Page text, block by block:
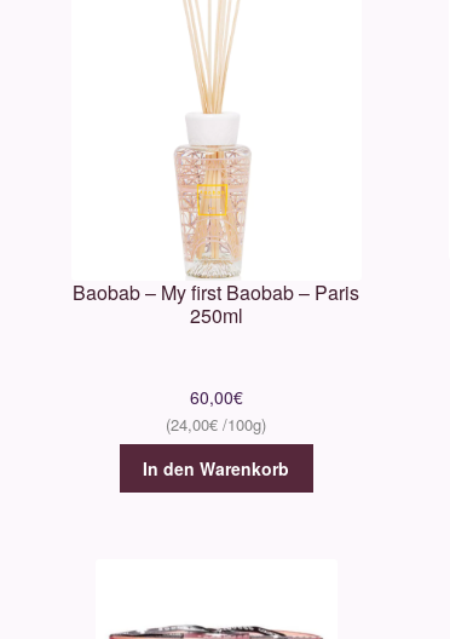
Baobab – My first Baobab – Paris
250ml
60,00€
24,00€
In den Warenkorb